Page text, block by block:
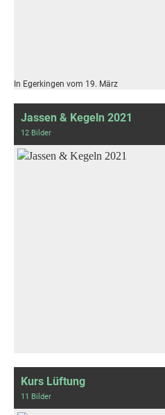
In Egerkingen vom 19. März
Jassen & Kegeln 2021
12 Bilder
Kurs Lüftung
11 Bilder